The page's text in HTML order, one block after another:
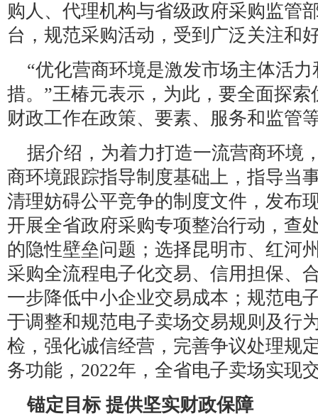
购人、代理机构与省级政府采购监管
台，规范采购活动，受到广泛关注和
“优化营商环境是激发市场主体活
措。”王椿元表示，为此，要全面探
财政工作在政策、要素、服务和监管
据介绍，为着力打造一流营商环境
商环境跟踪指导制度基础上，指导当
清理妨碍公平竞争的制度文件，发布
开展全省政府采购专项整治行动，查
的隐性壁垒问题；选择昆明市、红河
采购全流程电子化交易、信用担保、
一步降低中小企业交易成本；规范电
于调整和规范电子卖场交易规则及行
检，强化诚信经营，完善争议处理规
务功能，2022年，全省电子卖场实现
锚定目标 提供坚实财政保障